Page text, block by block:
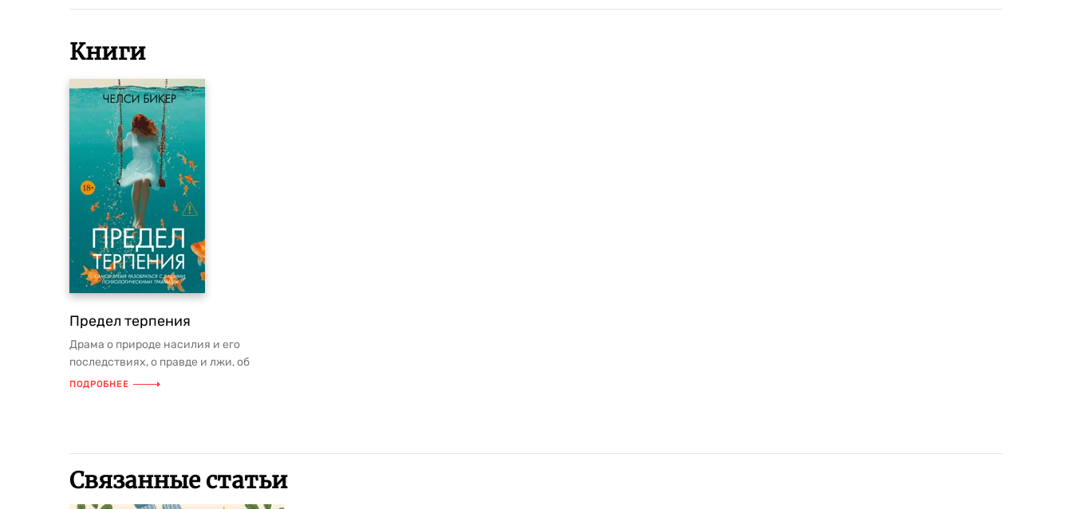
Книги
Предел терпения
Драма о природе насилия и его
последствиях, о правде и лжи, об
умении сберечь душу и найти
ПОДРОБНЕЕ
Связанные статьи